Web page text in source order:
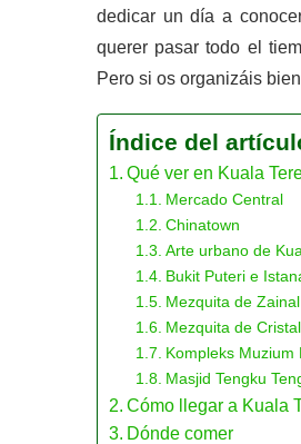
dedicar un día a
querer pasar todo el
Pero si os organizáis
Índice del
Qué ver en Kuala
Mercado Central
Chinatown
Arte urbano de
Bukit Puteri e
Mezquita de
Mezquita de Cristal
Kompleks Muzium
Masjid Tengku
Cómo llegar a Kuala
Dónde comer